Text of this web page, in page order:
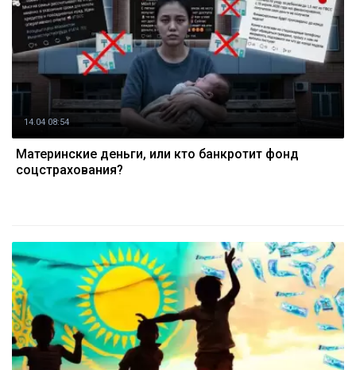
14.04 08:54
Материнские деньги, или кто банкротит фонд
соцстрахования?